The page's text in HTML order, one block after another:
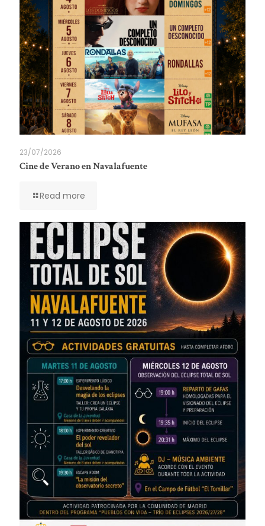
23/07/2026
Cine de Verano en Navalafuente
Read more